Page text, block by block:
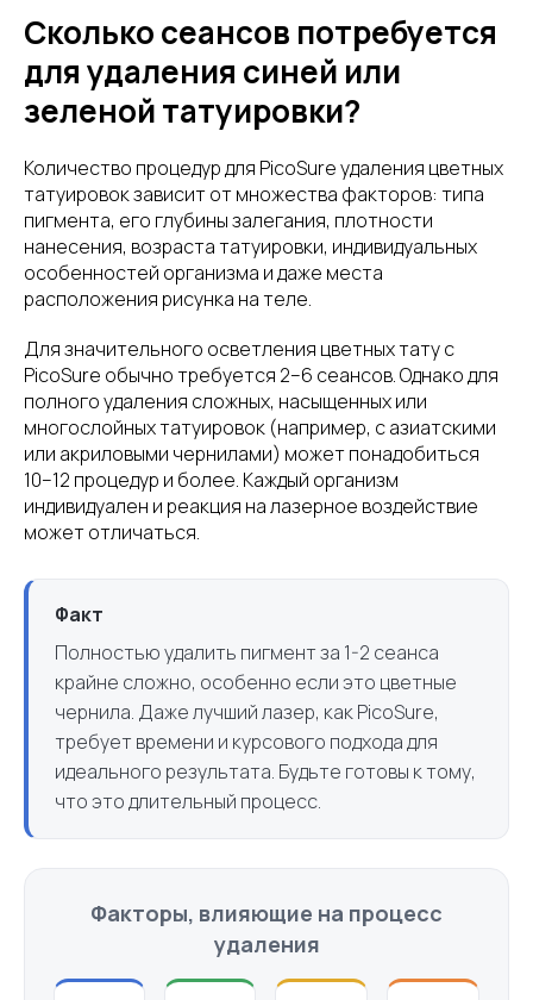
Сколько сеансов потребуется
для удаления синей или
зеленой татуировки?
Количество процедур для PicoSure удаления цветных
татуировок зависит от множества факторов: типа
пигмента, его глубины залегания, плотности
нанесения, возраста татуировки, индивидуальных
особенностей организма и даже места
расположения рисунка на теле.
Для значительного осветления цветных тату с
PicoSure обычно требуется 2–6 сеансов. Однако для
полного удаления сложных, насыщенных или
многослойных татуировок (например, с азиатскими
или акриловыми чернилами) может понадобиться
10–12 процедур и более. Каждый организм
индивидуален и реакция на лазерное воздействие
может отличаться.
Факт
Полностью удалить пигмент за 1-2 сеанса
крайне сложно, особенно если это цветные
чернила. Даже лучший лазер, как PicoSure,
требует времени и курсового подхода для
идеального результата. Будьте готовы к тому,
что это длительный процесс.
Факторы, влияющие на процесс
удаления